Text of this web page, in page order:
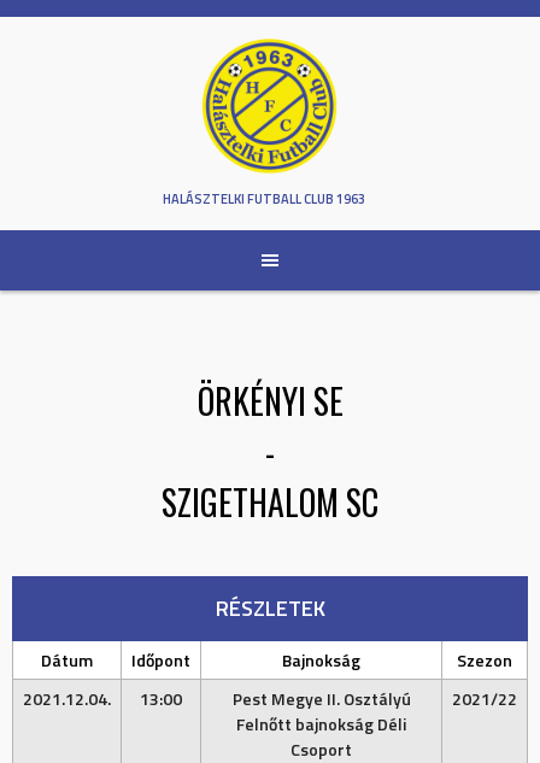
Skip
HALÁSZTELKI FUTBALL CLUB 1963
ÖRKÉNYI SE
-
SZIGETHALOM SC
RÉSZLETEK
Dátum Időpont Bajnokság
Szezon
2021.12.04.
13:00
Pest Megye II. Osztályú
Felnőtt bajnokság Déli
Csoport
2021/22